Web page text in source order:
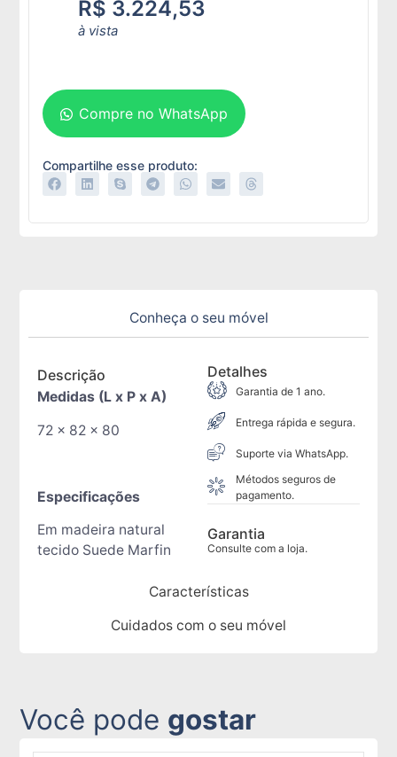
R$ 3.224,53
à vista
Compre no WhatsApp
Compartilhe esse produto:
Conheça o seu móvel
Características
Cuidados com o seu móvel
Descrição
Medidas (L x P x A)
72 x 82 x 80
Especificações
Em madeira natural
tecido Suede Marfin
Detalhes
Garantia de 1 ano.
Entrega rápida e segura.
Suporte via WhatsApp.
Métodos seguros de
pagamento.
Garantia
Consulte com a loja.
Você pode gostar